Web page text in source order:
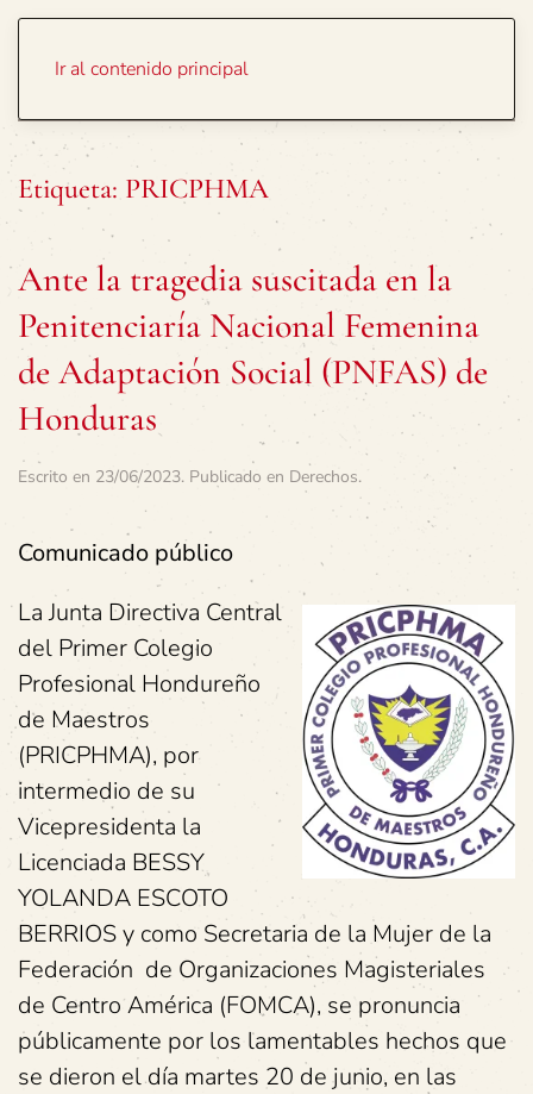
Ir al contenido principal
Etiqueta: PRICPHMA
Ante la tragedia suscitada en la
Penitenciaría Nacional Femenina
de Adaptación Social (PNFAS) de
Honduras
Escrito en 23/06/2023. Publicado en Derechos.
Comunicado público
La Junta Directiva Central
del Primer Colegio
Profesional Hondureño
de Maestros
(PRICPHMA), por
intermedio de su
Vicepresidenta la
Licenciada BESSY
YOLANDA ESCOTO
BERRIOS y como Secretaria de la Mujer de la
Federación de Organizaciones Magisteriales
de Centro América (FOMCA), se pronuncia
públicamente por los lamentables hechos que
se dieron el día martes 20 de junio, en las